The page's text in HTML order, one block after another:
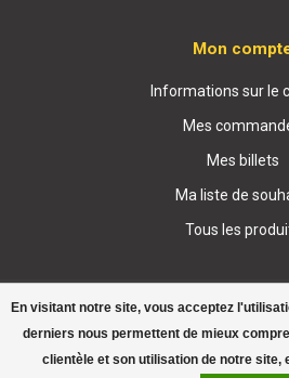
En visitant notre site, vous acceptez
derniers nous permettent de mieux
clientèle et son utilisation de notre site,
Mon
Informations sur le
Mes
Mes billets
Ma liste de
Tous les